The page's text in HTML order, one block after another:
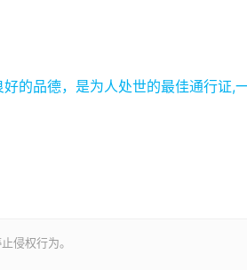
的品德，是为人处世的最佳通行证,
侵权行为。